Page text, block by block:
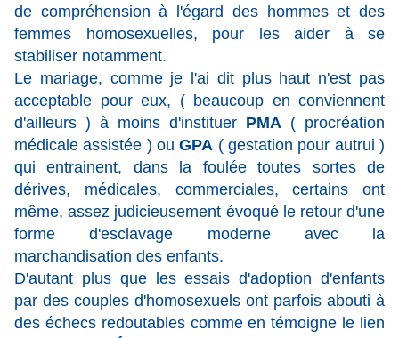
de compréhension à l'égard des hommes et des
femmes homosexuelles, pour les aider à se
stabiliser notamment.
Le mariage, comme je l'ai dit plus haut n'est pas
acceptable pour eux, ( beaucoup en conviennent
d'ailleurs ) à moins d'instituer PMA ( procréation
médicale assistée ) ouGPA ( gestation pour autrui )
qui entrainent, dans la foulée toutes sortes de
dérives, médicales, commerciales, certains ont
même, assez judicieusement évoqué le retour d'une
forme d'esclavage moderne avec la
marchandisation des enfants.
D'autant plus que les essais d'adoption d'enfants
par des couples d'homosexuels ont parfois abouti à
des échecs redoutables comme en témoigne le lien